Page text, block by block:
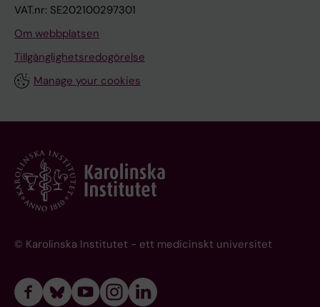
VAT.nr: SE202100297301
Om webbplatsen
Tillgänglighetsredogörelse
Manage your cookies
© Karolinska Institutet - ett medicinskt universitet